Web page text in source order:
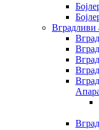
Вградливи